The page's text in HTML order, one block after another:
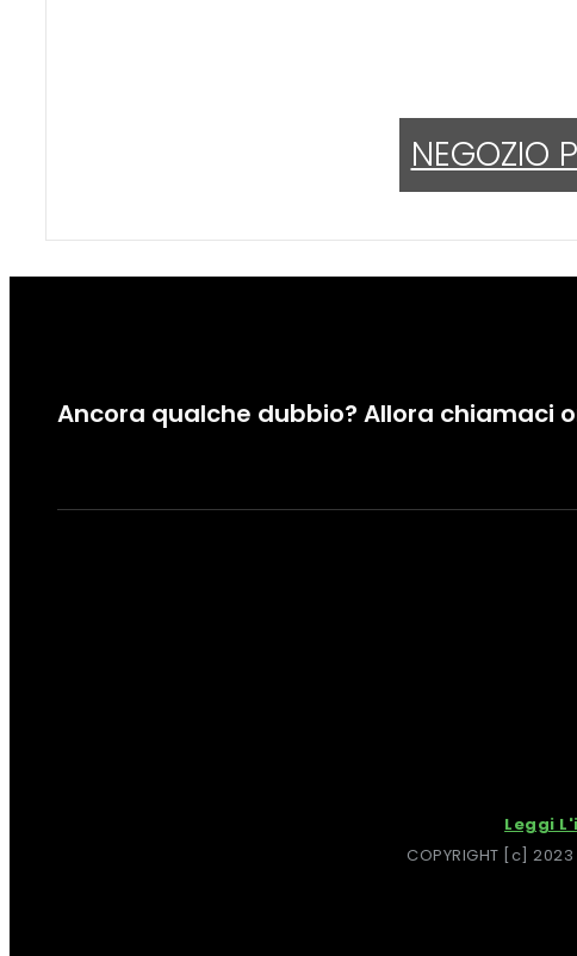
NEGOZIO
Ancora qualche dubbio? Allora chiamaci
Leggi
COPYRIGHT [c]